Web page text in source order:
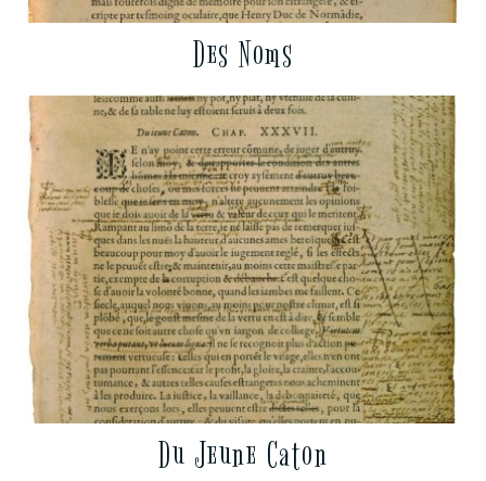
Des Noms
Du Jeune Caton